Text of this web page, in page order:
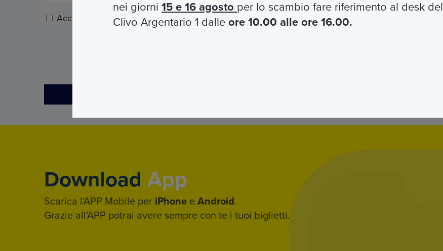
Accetto le condizioni della privacy (visualizza l'informativa)*
Download App
Scarica l'APP Mobile per iPhone e Android.
Grazie all'APP potrai avere sempre con te i tuoi biglietti.
nei giorni 15 e 16 agosto per lo scambio fare riferimento al desk del
Clivo Argentario 1 dalle ore 10.00 alle ore 16.00.